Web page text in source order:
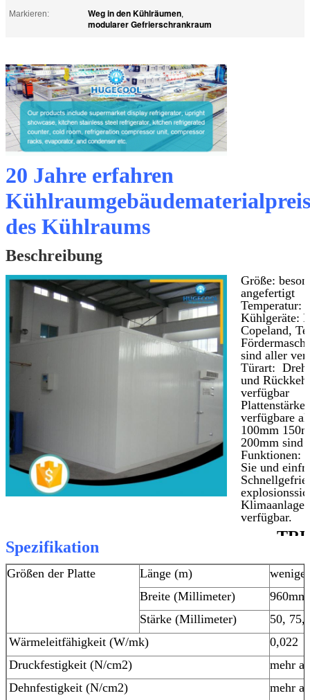
Markieren:
Weg in den Kühlräumen,
modularer Gefrierschrankraum
20 Jahre erfahren
Kühlraumgebäudematerialpreis
des Kühlraums
Beschreibung
Größe:
angefertigt
Temperatur:
Kühlgeräte:
Copeland,
sind aller
Türart:
und
verfügbar
Plattenstärke:
verfügbare
100mm
200mm sind
Funktionen:
Sie und
verfügbar.
Spezifikation
Größen der Platte Länge (m)
Breite (Millimeter)
960mm
Stärke (Millimeter)
50, 75,
Wärmeleitfähigkeit (W/mk)
0,022
Druckfestigkeit (N/cm2)
mehr
Dehnfestigkeit (N/cm2)
mehr